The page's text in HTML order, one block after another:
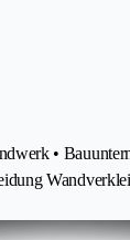
•